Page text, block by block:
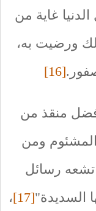
غاية من
ورضيت به،
[16]
منقذ من
ومن
تشعه رسائل
السديدة"[17]
،